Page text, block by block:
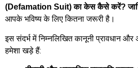
(Defamation Suit) का केस कैसे करें?
आपके भविष्य के लिए कितना जरूरी है।
इस संदर्भ में निम्नलिखित कानूनी प्रावधान
हमेशा खड़े हैं: